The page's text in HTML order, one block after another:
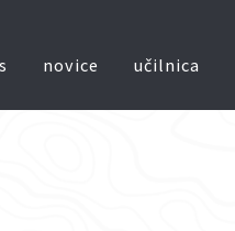
novice učilnica